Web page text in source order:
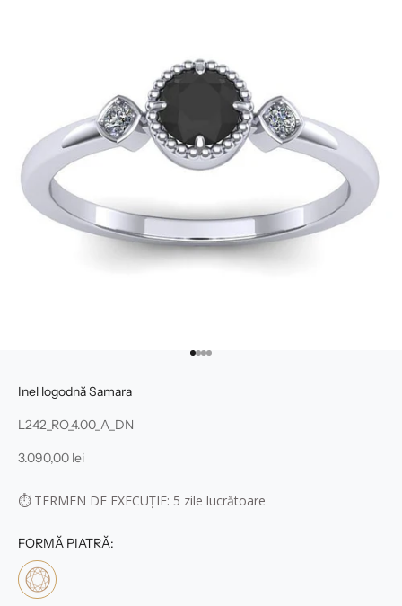
Mergi la articolul 1
Mergi la articolul 2
Mergi la articolul 3
Mergi la articolul 4
Inel logodnă Samara
L242_RO_4.00_A_DN
Preț redus
3.090,00 lei
⏱ TERMEN DE EXECUȚIE: 5 zile lucrătoare
FORMĂ PIATRĂ: